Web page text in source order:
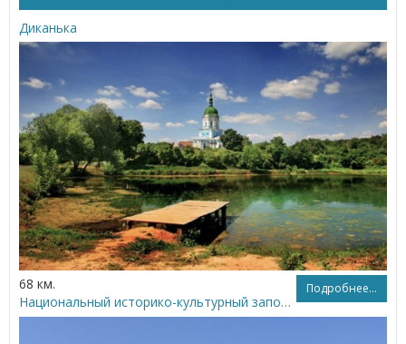
Диканька
68 км. Подробнее...
Национальный историко-культурный заповедник «Поле Полтавской битвы»